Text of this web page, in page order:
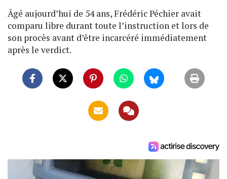
Âgé aujourd’hui de 54 ans, Frédéric Péchier avait
comparu libre durant toute l’instruction et lors de
son procès avant d’être incarcéré immédiatement
après le verdict.